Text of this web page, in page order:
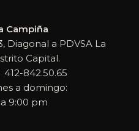
Campiña
Diagonal a PDVSA La
Capital.
842.50.65
a domingo:
9:00 pm